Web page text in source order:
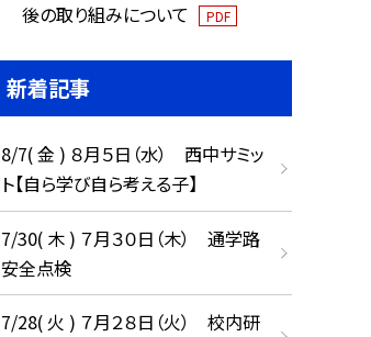
後の取り組みについて
PDF
新着記事
8/7( 金 ) ８月５日（水） 西中サミッ
ト【自ら学び自ら考える子】
7/30( 木 ) ７月３０日（木） 通学路
安全点検
7/28( 火 ) ７月２８日（火） 校内研